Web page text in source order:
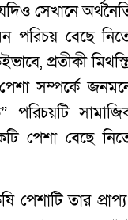
সেখানে
বেছে
প্রতীকী
পেশা সম্পর্কে
পরিচয়টি
বেছে
তার প্রাপ্য